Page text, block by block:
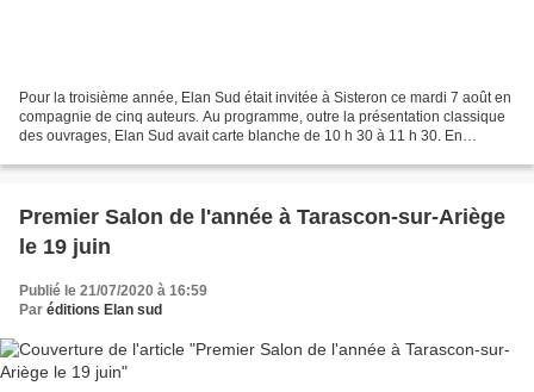
Pour la troisième année, Elan Sud était invitée à Sisteron ce mardi 7 août en
compagnie de cinq auteurs. Au programme, outre la présentation classique
des ouvrages, Elan Sud avait carte blanche de 10 h 30 à 11 h 30. En
Premier Salon de l'année à Tarascon-sur-Ariège
le 19 juin
Publié le 21/07/2020 à 16:59
Par éditions Elan sud